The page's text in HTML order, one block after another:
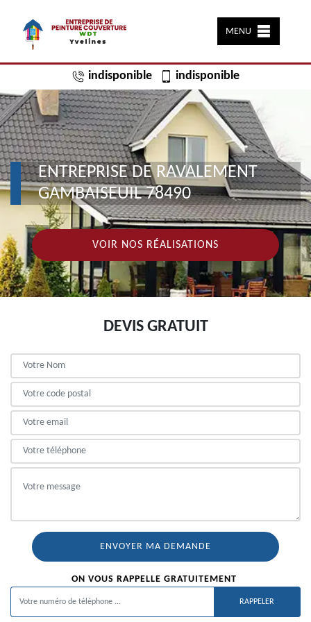
MENU
indisponible indisponible
ENTREPRISE DE RAVALEMENT
GAMBAISEUIL 78490
VOIR NOS RÉALISATIONS
DEVIS GRATUIT
ON VOUS RAPPELLE GRATUITEMENT